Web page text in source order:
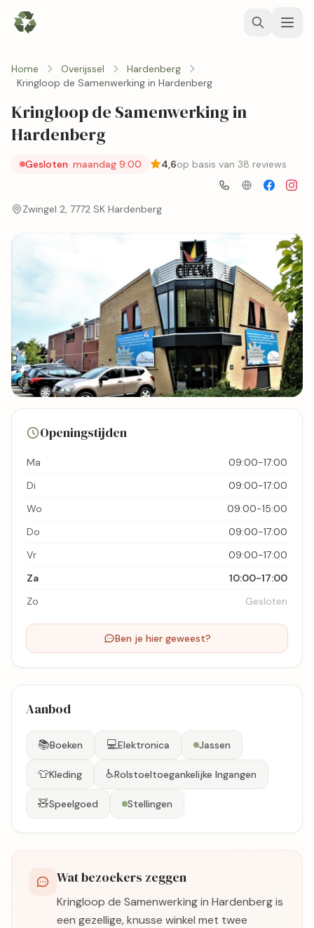
Home Overijssel
Hardenberg
Kringloop de Samenwerking in Hardenberg
Kringloop de Samenwerking in
Hardenberg
Gesloten· maandag 9:00 4,6op basis van 38 reviews
Zwingel 2, 7772 SK Hardenberg
Bekijk kaart
Openingstijden
Ma
09:00-17:00
Di
09:00-17:00
Wo
09:00-15:00
Do
09:00-17:00
Vr
09:00-17:00
Za
10:00-17:00
Zo
Gesloten
Ben je hier geweest?
Aanbod
📚Boeken 💻Elektronica Jassen
👕Kleding ♿Rolstoeltoegankelijke Ingangen
🧸Speelgoed Stellingen
Wat bezoekers zeggen
Kringloop de Samenwerking in Hardenberg is
een gezellige, knusse winkel met twee